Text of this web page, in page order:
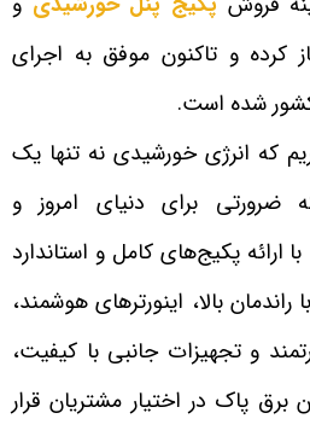
کرده و تاکنون موفق به اجرای
شده است.
که انرژی خورشیدی نه تنها یک
ضرورتی برای دنیای امروز و
ارائه پکیج‌های کامل و استاندارد
بالا، اینورترهای هوشمند،
و تجهیزات جانبی با کیفیت،
پاک در اختیار مشتریان قرار